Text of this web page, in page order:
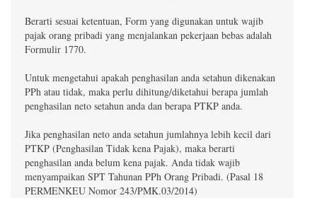
Berarti sesuai ketentuan, Form yang digunakan untuk wajib
pajak orang pribadi yang menjalankan pekerjaan bebas adalah
Formulir 1770.
Untuk mengetahui apakah penghasilan anda setahun dikenakan
PPh atau tidak, maka perlu dihitung/diketahui berapa jumlah
penghasilan neto setahun anda dan berapa PTKP anda.
Jika penghasilan neto anda setahun jumlahnya lebih kecil dari
PTKP (Penghasilan Tidak kena Pajak), maka berarti
penghasilan anda belum kena pajak. Anda tidak wajib
menyampaikan SPT Tahunan PPh Orang Pribadi. (Pasal 18
PERMENKEU Nomor 243/PMK.03/2014)